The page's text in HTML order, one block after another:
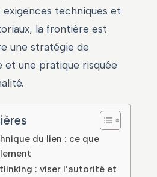
techniques et
la frontière est
une stratégie de
et une pratique risquée
du lien : ce que
: viser l’autorité et